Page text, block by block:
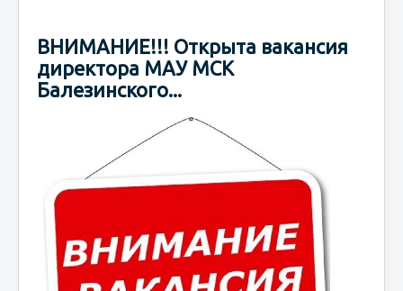
ВНИМАНИЕ!!! Открыта вакансия
директора МАУ МСК
Балезинского...